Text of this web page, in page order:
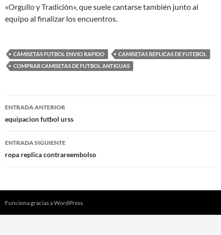
«Orgullo y Tradición», que suele cantarse también junto al
equipo al finalizar los encuentros.
CAMISETAS FUTBOL ENVIO RAPIDO
CAMISETAS REPLICAS DE FUTEBOL
COMPRAR CAMISETAS DE FUTBOL ANTIGUAS
Navegación
de
entradas
ENTRADA ANTERIOR
equipacion futbol urss
ENTRADA SIGUIENTE
ropa replica contrareembolso
Funciona gracias a WordPress